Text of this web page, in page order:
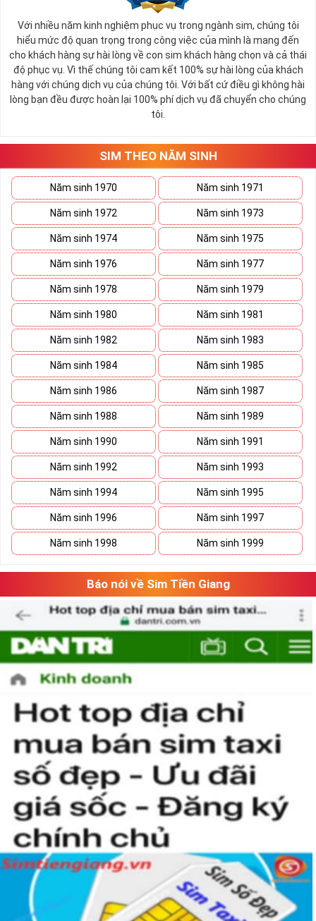
Với nhiều năm kinh nghiệm phục vụ trong ngành sim, chúng tôi
hiểu mức độ quan trọng trong công việc của mình là mang đến
cho khách hàng sự hài lòng về con sim khách hàng chọn và cả thái
độ phục vụ. Vì thế chúng tôi cam kết 100% sự hài lòng của khách
hàng với chúng dịch vụ của chúng tôi. Với bất cứ điều gì không hài
lòng bạn đều được hoàn lại 100% phí dịch vụ đã chuyển cho chúng
tôi.
SIM THEO NĂM SINH
Năm sinh 1970 Năm sinh 1971
Năm sinh 1972 Năm sinh 1973
Năm sinh 1974 Năm sinh 1975
Năm sinh 1976 Năm sinh 1977
Năm sinh 1978 Năm sinh 1979
Năm sinh 1980 Năm sinh 1981
Năm sinh 1982 Năm sinh 1983
Năm sinh 1984 Năm sinh 1985
Năm sinh 1986 Năm sinh 1987
Năm sinh 1988 Năm sinh 1989
Năm sinh 1990 Năm sinh 1991
Năm sinh 1992 Năm sinh 1993
Năm sinh 1994 Năm sinh 1995
Năm sinh 1996 Năm sinh 1997
Năm sinh 1998 Năm sinh 1999
Báo nói về Sim Tiền Giang